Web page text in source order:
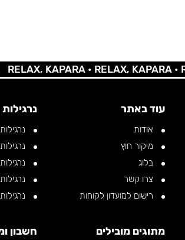
KAPARA •RELAX, KAPARA •
עוד באתר
אודות
מיקור חוץ
בלוג
צרו קשר
רישום למועדון לקוחות
נרגילות
מתוגים מובילים חשבון